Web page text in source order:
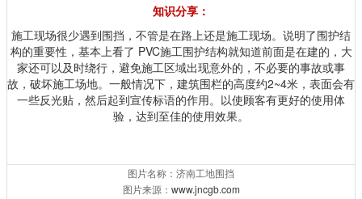
知识分享：
施工现场很少遇到围挡，不管是在路上还是施工现场。说明了围护结
构的重要性，基本上看了 PVC施工围护结构就知道前面是在建的，大
家还可以及时绕行，避免施工区域出现意外的，不必要的事故或事
故，破坏施工场地。一般情况下，建筑围栏的高度约2~4米，表面会有
一些反光贴，然后起到宣传标语的作用。以使顾客有更好的使用体
验，达到至佳的使用效果。
图片名称：济南工地围挡
图片来源： www.jncgb.com